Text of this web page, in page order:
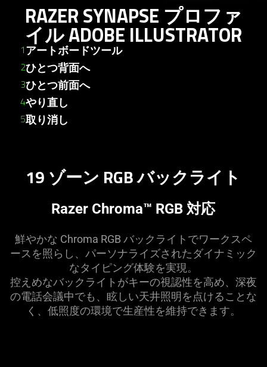
RAZER SYNAPSE プロファ
イル ADOBE ILLUSTRATOR
アートボードツール
ひとつ背面へ
ひとつ前面へ
やり直し
取り消し
19 ゾーン RGB バックライト
Razer Chroma™ RGB 対応
鮮やかな Chroma RGB バックライトでワークスペ
ースを照らし、パーソナライズされたダイナミック
なタイピング体験を実現。
控えめなバックライトがキーの視認性を高め、深夜
の電話会議中でも、眩しい天井照明を点けることな
く、低照度の環境で生産性を維持でき ます。